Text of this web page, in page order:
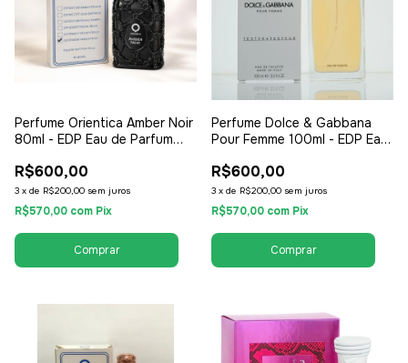
Perfume Orientica Amber Noir
80ml - EDP Eau de Parfum
Compartilhável
R$600,00
3 x de R$200,00 sem juros
R$570,00 com Pix
Perfume Dolce & Gabbana
Pour Femme 100ml - EDP Eau
R$600,00
3 x de R$200,00 sem juros
R$570,00 com Pix